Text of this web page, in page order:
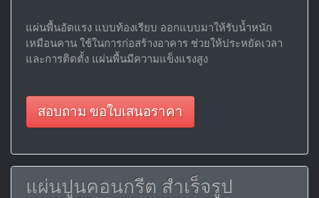
แผ่นพื้นอัดแรง แบบท้องเรียบ ออกแบบมาให้รับน้ำหนัก
เหมือนคาน ใช้ในการก่อสร้างอาคาร ช่วยให้ประหยัดเวลา
และการติดตั้ง แผ่นพื้นมีความแข็งแรงสูง
สอบถาม ขอใบเสนอราคา
แผ่นปูนคอนกรีต สำเร็จรูป